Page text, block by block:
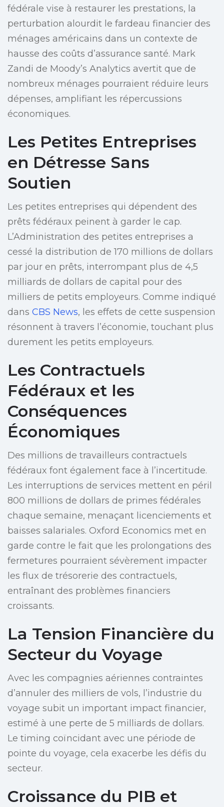
fédérale vise à restaurer les prestations, la
perturbation alourdit le fardeau financier des
ménages américains dans un contexte de
hausse des coûts d’assurance santé. Mark
Zandi de Moody’s Analytics avertit que de
nombreux ménages pourraient réduire leurs
dépenses, amplifiant les répercussions
économiques.
Les Petites Entreprises
en Détresse Sans
Soutien
Les petites entreprises qui dépendent des
prêts fédéraux peinent à garder le cap.
L’Administration des petites entreprises a
cessé la distribution de 170 millions de dollars
par jour en prêts, interrompant plus de 4,5
milliards de dollars de capital pour des
milliers de petits employeurs. Comme indiqué
dans CBS News, les effets de cette suspension
résonnent à travers l’économie, touchant plus
durement les petits employeurs.
Les Contractuels
Fédéraux et les
Conséquences
Économiques
Des millions de travailleurs contractuels
fédéraux font également face à l’incertitude.
Les interruptions de services mettent en péril
800 millions de dollars de primes fédérales
chaque semaine, menaçant licenciements et
baisses salariales. Oxford Economics met en
garde contre le fait que les prolongations des
fermetures pourraient sévèrement impacter
les flux de trésorerie des contractuels,
entraînant des problèmes financiers
croissants.
La Tension Financière du
Secteur du Voyage
Avec les compagnies aériennes contraintes
d’annuler des milliers de vols, l’industrie du
voyage subit un important impact financier,
estimé à une perte de 5 milliards de dollars.
Le timing coïncidant avec une période de
pointe du voyage, cela exacerbe les défis du
secteur.
Croissance du PIB et